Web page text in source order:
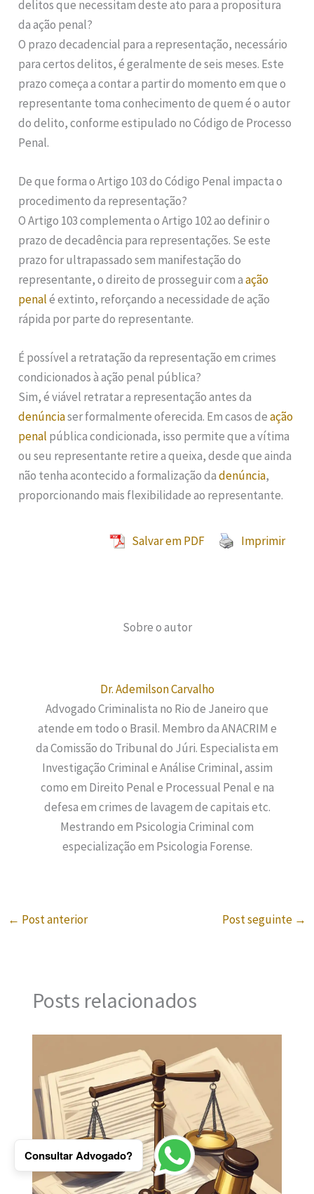
delitos que necessitam deste ato para a propositura
da ação penal?
O prazo decadencial para a representação, necessário
para certos delitos, é geralmente de seis meses. Este
prazo começa a contar a partir do momento em que o
representante toma conhecimento de quem é o autor
do delito, conforme estipulado no Código de Processo
Penal.
De que forma o Artigo 103 do Código Penal impacta o
procedimento da representação?
O Artigo 103 complementa o Artigo 102 ao definir o
prazo de decadência para representações. Se este
prazo for ultrapassado sem manifestação do
representante, o direito de prosseguir com aação
penalé extinto, reforçando a necessidade de ação
rápida por parte do representante.
É possível a retratação da representação em crimes
condicionados à ação penal pública?
Sim, é viável retratar a representação antes da
denúnciaser formalmente oferecida. Em casos deação
penal pública condicionada, isso permite que a vítima
ou seu representante retire a queixa, desde que ainda
não tenha acontecido a formalização dadenúncia,
proporcionando mais flexibilidade ao representante.
Salvar em PDF Imprimir
Sobre o autor
Dr. Ademilson Carvalho
Advogado Criminalista no Rio de Janeiro que
atende em todo o Brasil. Membro da ANACRIM e
da Comissão do Tribunal do Júri. Especialista em
Investigação Criminal e Análise Criminal, assim
como em Direito Penal e Processual Penal e na
defesa em crimes de lavagem de capitais etc.
Mestrando em Psicologia Criminal com
especialização em Psicologia Forense.
← Post anterior Post seguinte →
Posts relacionados
Consultar Advogado?